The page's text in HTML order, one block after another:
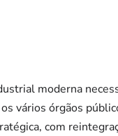
moderna
vários órgãos
com